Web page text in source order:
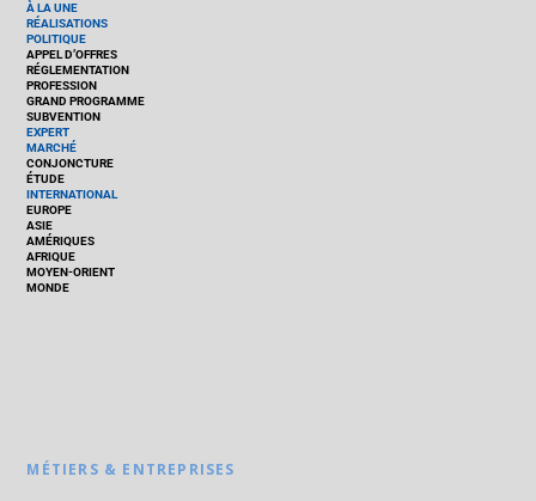
À LA UNE
RÉALISATIONS
POLITIQUE
APPEL D’OFFRES
RÉGLEMENTATION
PROFESSION
GRAND PROGRAMME
SUBVENTION
EXPERT
MARCHÉ
CONJONCTURE
ÉTUDE
INTERNATIONAL
EUROPE
ASIE
AMÉRIQUES
AFRIQUE
MOYEN-ORIENT
MONDE
MÉTIERS & ENTREPRISES